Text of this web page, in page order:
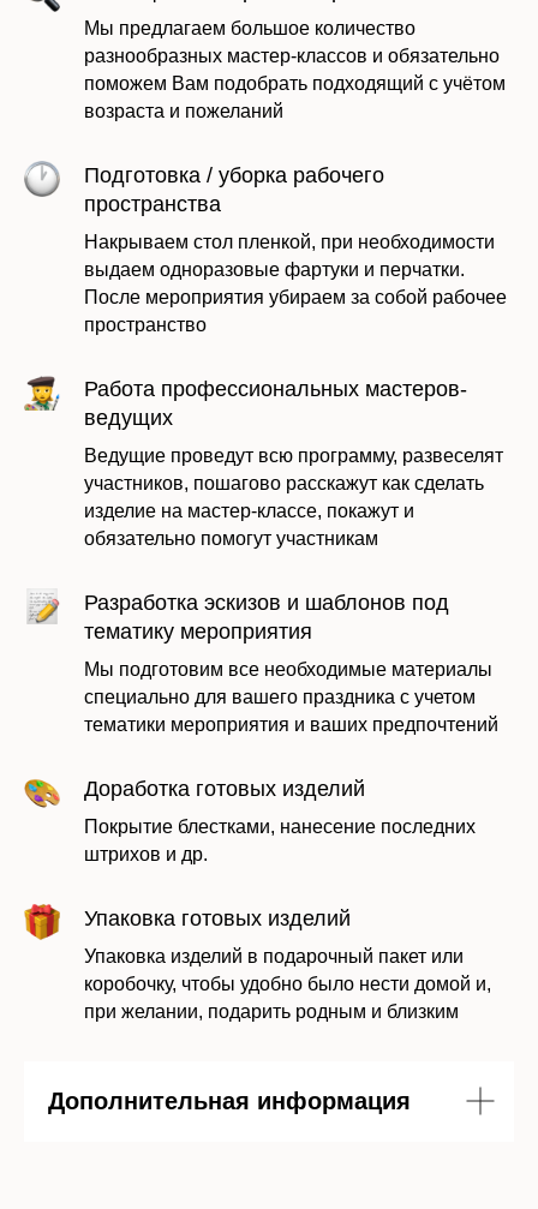
Мы предлагаем большое количество
разнообразных мастер-классов и обязательно
поможем Вам подобрать подходящий с учётом
возраста и пожеланий
Подготовка / уборка рабочего
пространства
Накрываем стол пленкой, при необходимости
выдаем одноразовые фартуки и перчатки.
После мероприятия убираем за собой рабочее
пространство
Работа профессиональных мастеров-
ведущих
Ведущие проведут всю программу, развеселят
участников, пошагово расскажут как сделать
изделие на мастер-классе, покажут и
обязательно помогут участникам
Разработка эскизов и шаблонов под
тематику мероприятия
Мы подготовим все необходимые материалы
специально для вашего праздника с учетом
тематики мероприятия и ваших предпочтений
Доработка готовых изделий
Покрытие блестками, нанесение последних
штрихов и др.
Упаковка готовых изделий
Упаковка изделий в подарочный пакет или
коробочку, чтобы удобно было нести домой и,
при желании, подарить родным и близким
Дополнительная информация
Даю согласие на обработку моих
политикой